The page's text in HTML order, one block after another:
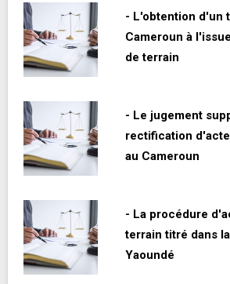
- L'obtention d'un
Cameroun à
de terrain
- Le jugement
rectification
au Cameroun
- La procédure
terrain titré dans
Yaoundé